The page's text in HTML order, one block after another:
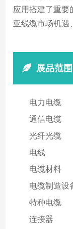
应用搭建了重要
亚线缆市场机遇
展品范围
电力电缆
通信电缆
光纤光缆
电线
电缆材料
电缆制造设
特种电缆
连接器